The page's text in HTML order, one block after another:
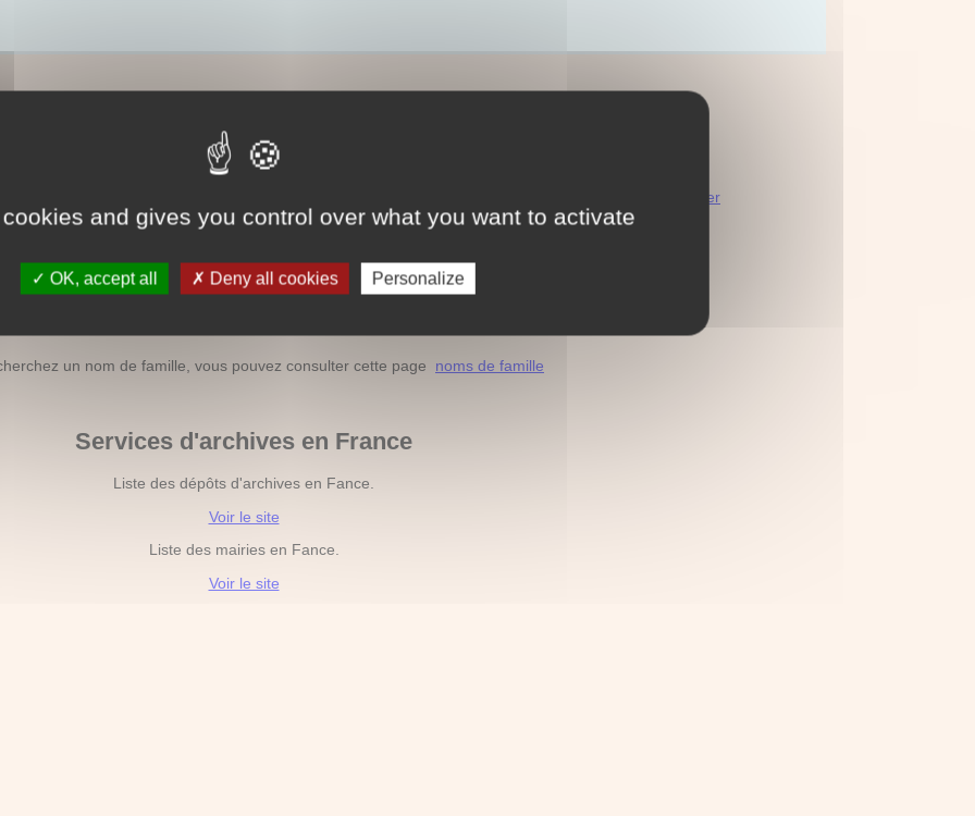
Acte de décès hors France
français décédé à l'étranger, vous pouvez consulter cette page décès de français à l'étranger
Liste des décès par nom de famille
le décès par nom de famille, vous pouvez consulter cette page
un nom de famille, vous pouvez consulter cette page noms de famille
Services d'archives en France
Liste des dépôts d'archives en Fance.
Voir le site
Liste des mairies en Fance.
Voir le site
and gives you control over what you want to activate
OK, accept all Deny all cookies Personalize